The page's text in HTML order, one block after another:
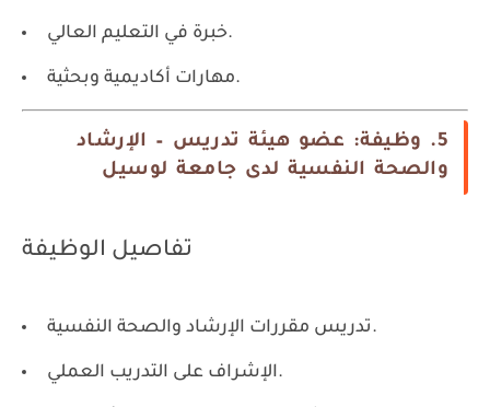
خبرة في التعليم العالي.
مهارات أكاديمية وبحثية.
5. وظيفة: عضو هيئة تدريس – الإرشاد
والصحة النفسية لدى جامعة لوسيل
تفاصيل الوظيفة
تدريس مقررات الإرشاد والصحة النفسية.
الإشراف على التدريب العملي.